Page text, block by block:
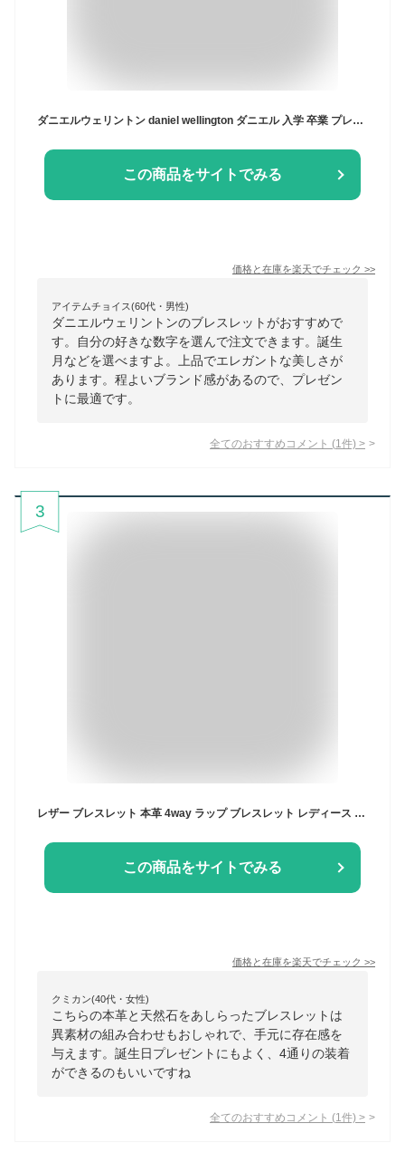
ダニエルウェリントン daniel wellington ダニエル 入学 卒業 プレゼント danielwellington アクセサリー ブレスレット ステンレス ブランド レディース メンズ 男性 女性 チャーム ゴールド Number ナンバー 数字 キラキラ 落下 防止 チェーン パーツ 誕生日 人気 母の日
この商品をサイトでみる
価格と在庫を楽天でチェック >>
アイテムチョイス(60代・男性)
ダニエルウェリントンのブレスレットがおすすめで
す。自分の好きな数字を選んで注文できます。誕生
月などを選べますよ。上品でエレガントな美しさが
あります。程よいブランド感があるので、プレゼン
トに最適です。
全てのおすすめコメント (1 件) >
3
レザー ブレスレット 本革 4way ラップ ブレスレット レディース ペアブレスレット 天然石 パワーストーン ブレスレット 普段使い アクセサリー ブレスレット 誕生日プレゼント ギフト クリスマス プレゼント メンズ アンクレット
この商品をサイトでみる
価格と在庫を楽天でチェック >>
クミカン(40代・女性)
こちらの本革と天然石をあしらったブレスレットは
異素材の組み合わせもおしゃれで、手元に存在感を
与えます。誕生日プレゼントにもよく、4通りの装着
ができるのもいいですね
全てのおすすめコメント (1 件) >